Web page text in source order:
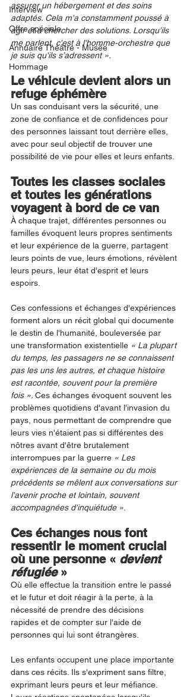
Interview
Offre spéciale
Annuaire Théâtre - Musée
Hommage
assurer un hébergement et des soins
adaptés. Cela m'a constamment poussé à
agir et à chercher des solutions. Lorsqu'ils
me parlent, c'est à l'homme-orchestre que
je suis qu'ils s’adressent ».
Le véhicule devient alors un
refuge éphémère
Un sas conduisant vers la sécurité, une
zone de confiance et de confidences pour
des personnes laissant tout derrière elles,
avec pour seul objectif de trouver une
possibilité de vie pour elles et leurs enfants.
Toutes les classes sociales
et toutes les générations
voyagent à bord de ce van
À chaque trajet, différentes personnes ou
familles évoquent leurs propres sentiments
et leur expérience de la guerre, partagent
leurs points de vue, leurs émotions, révèlent
leurs peurs, leur état d'esprit et leurs
espoirs.
Ces confessions et échanges d'expériences
forment alors un récit global qui documente
le destin de l'humanité, bouleversée par
une transformation existentielle « La plupart
du temps, les passagers ne se connaissent
pas les uns les autres, et chaque histoire
est racontée, souvent pour la première
fois ». Ces échanges évoquent souvent les
problèmes quotidiens d'avant l'invasion du
pays, nous permettant de comprendre que
leurs vies n'étaient pas si différentes des
nôtres avant d'être brutalement
interrompues par la guerre « Les
expériences de la semaine ou du mois
précédents se mêlent aux conversations sur
l'avenir proche et lointain, souvent
accompagnées d'inquiétude »
Ces échanges nous font
ressentir le moment crucial
où une personne « devient
réfugiée »
Où elle effectue la transition entre le passé
et le futur et doit réagir à la perte, à la
nécessité de prendre des décisions
rapides et de compter sur l'aide de
personnes qui lui sont étrangères.
Les enfants occupent une place importante
dans ces récits. Ils s'expriment sans filtre,
exprimant leurs peurs et leur méfiance.